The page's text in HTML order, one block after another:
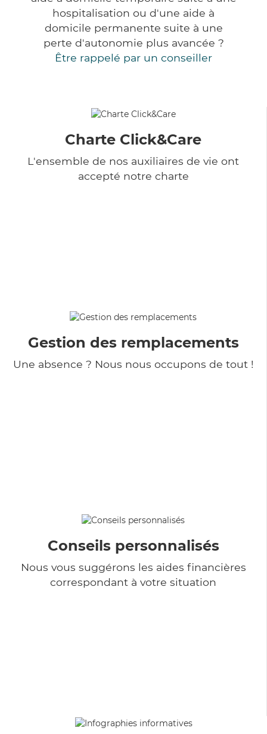
hospitalisation ou d'une aide à
domicile permanente suite à une
perte d'autonomie plus avancée ?
Être rappelé par un conseiller
Charte Click&Care
L'ensemble de nos auxiliaires de vie ont
accepté notre charte
Gestion des remplacements
Une absence ? Nous nous occupons de tout !
Conseils personnalisés
Nous vous suggérons les aides financières
correspondant à votre situation